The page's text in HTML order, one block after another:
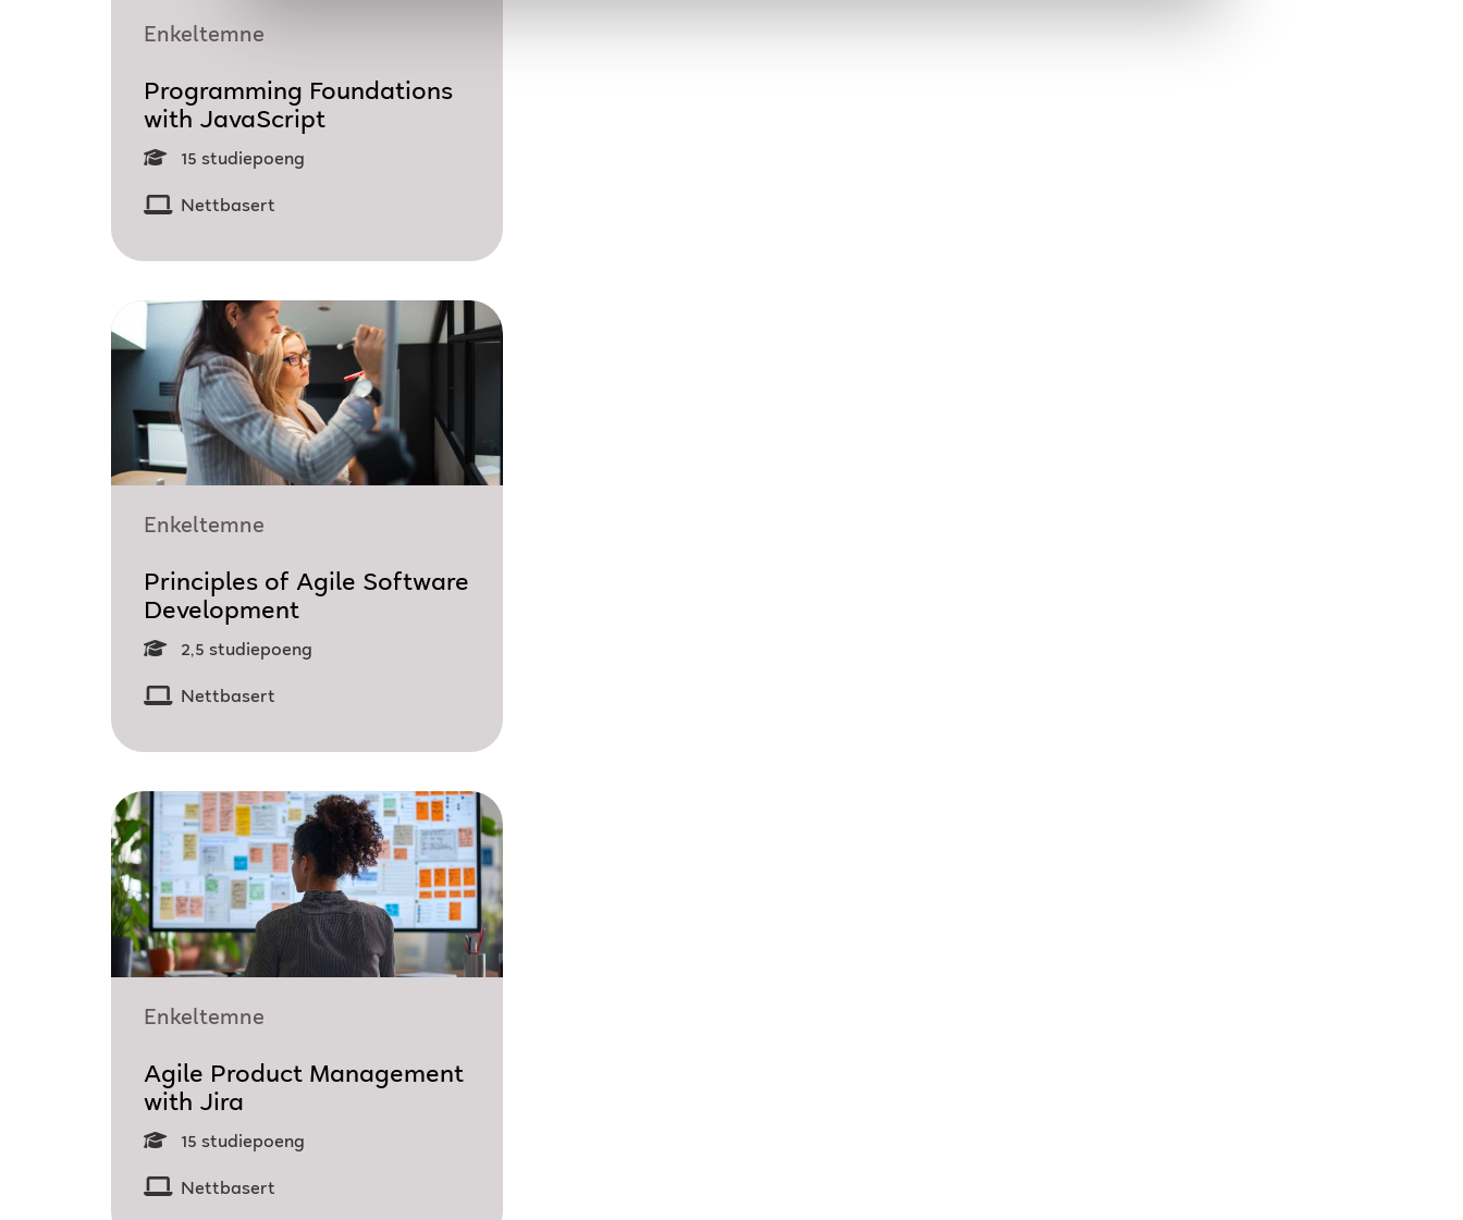
Enkeltemne
Programming Foundations
with JavaScript
15 studiepoeng
Nettbasert
Enkeltemne
Principles of Agile Software
Development
2,5 studiepoeng
Nettbasert
Enkeltemne
Agile Product Management
with Jira
15 studiepoeng
Nettbasert